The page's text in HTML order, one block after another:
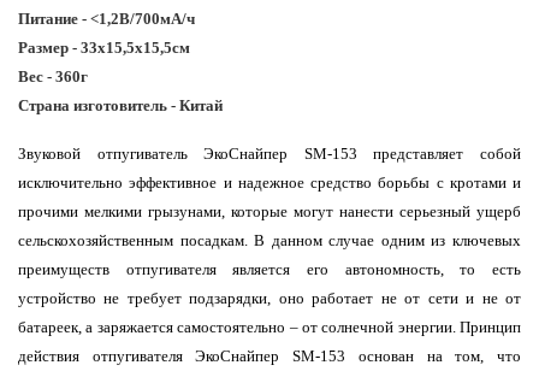
Питание - <1,2В/700мА/ч
Размер - 33х15,5х15,5см
Вес - 360г
Страна изготовитель - Китай
Звуковой отпугиватель ЭкоСнайпер SM-153 представляет собой
исключительно эффективное и надежное средство борьбы с кротами и
прочими мелкими грызунами, которые могут нанести серьезный ущерб
сельскохозяйственным посадкам. В данном случае одним из ключевых
преимуществ отпугивателя является его автономность, то есть
устройство не требует подзарядки, оно работает не от сети и не от
батареек, а заряжается самостоятельно – от солнечной энергии. Принцип
действия отпугивателя ЭкоСнайперSM-153 основан на том, что